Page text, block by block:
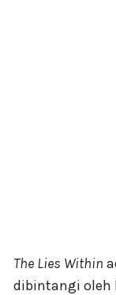
The Lies Within
dibintangi oleh